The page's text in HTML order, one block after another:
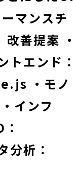
マンスチ
善提案 ・
トエンド：
・モノ
インフ
析：